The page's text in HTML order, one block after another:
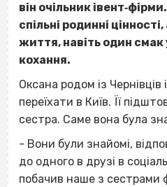
він очільник
спільні родинні
життя, навіть один смак
кохання.
Оксана родом із
переїхати в Київ. Її
сестра. Саме вона була
- Вони були знайомі,
до одного в друзі в
побачив наше з сестрами